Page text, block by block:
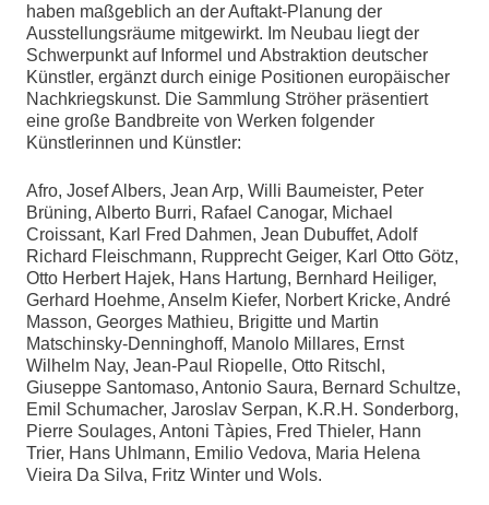
haben maßgeblich an der Auftakt-Planung der
Ausstellungsräume mitgewirkt. Im Neubau liegt der
Schwerpunkt auf Informel und Abstraktion deutscher
Künstler, ergänzt durch einige Positionen europäischer
Nachkriegskunst. Die Sammlung Ströher präsentiert
eine große Bandbreite von Werken folgender
Künstlerinnen und Künstler:
Afro, Josef Albers, Jean Arp, Willi Baumeister, Peter
Brüning, Alberto Burri, Rafael Canogar, Michael
Croissant, Karl Fred Dahmen, Jean Dubuffet, Adolf
Richard Fleischmann, Rupprecht Geiger, Karl Otto Götz,
Otto Herbert Hajek, Hans Hartung, Bernhard Heiliger,
Gerhard Hoehme, Anselm Kiefer, Norbert Kricke, André
Masson, Georges Mathieu, Brigitte und Martin
Matschinsky-Denninghoff, Manolo Millares, Ernst
Wilhelm Nay, Jean-Paul Riopelle, Otto Ritschl,
Giuseppe Santomaso, Antonio Saura, Bernard Schultze,
Emil Schumacher, Jaroslav Serpan, K.R.H. Sonderborg,
Pierre Soulages, Antoni Tàpies, Fred Thieler, Hann
Trier, Hans Uhlmann, Emilio Vedova, Maria Helena
Vieira Da Silva, Fritz Winter und Wols.